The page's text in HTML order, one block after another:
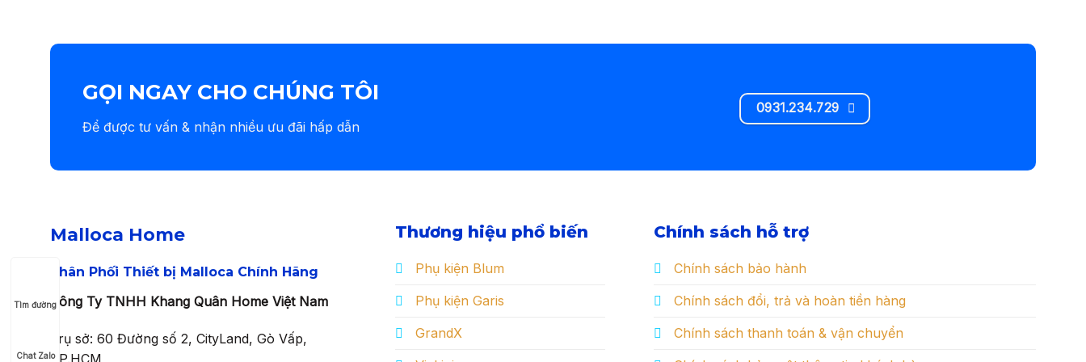
GỌI NGAY CHO CHÚNG TÔI
Để được tư vấn & nhận nhiều ưu đãi hấp dẫn
0931.234.729
Malloca Home
Phân Phối Thiết bị Malloca Chính Hãng
Công Ty TNHH Khang Quân Home Việt Nam
Trụ sở: 60 Đường số 2, CityLand, Gò Vấp,
Thương hiệu phổ biến
Phụ kiện Blum
Phụ kiện Garis
GrandX
Chính sách hỗ trợ
Chính sách bảo hành
Chính sách đổi, trả và hoàn tiền hàng
Chính sách thanh toán & vận chuyển
Tìm đường
Chat Zalo